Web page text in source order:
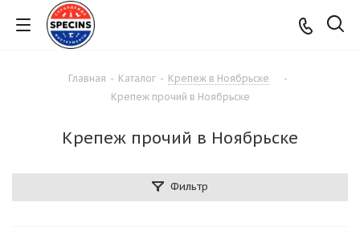
Главная - Каталог - Крепеж в Ноябрьске
-
Крепеж прочий в Ноябрьске
Крепеж прочий в Ноябрьске
Фильтр